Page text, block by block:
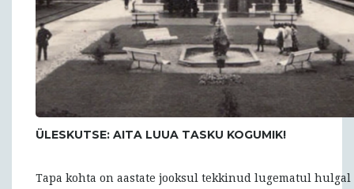
ÜLESKUTSE: AITA LUUA TASKU KOGUMIK!
Tapa kohta on aastate jooksul tekkinud lugematul